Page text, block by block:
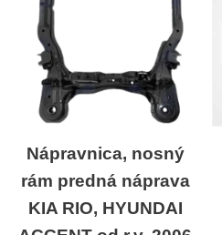
Nápravnica, nosný
rám predná náprava
KIA RIO, HYUNDAI